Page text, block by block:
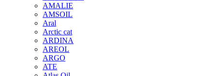
AMALIE
AMSOIL
Aral
Arctic cat
ARDINA
AREOL
ARGO
ATE